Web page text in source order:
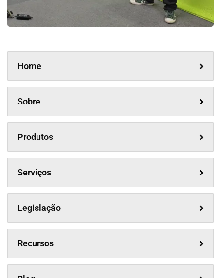
Home
Sobre
Produtos
Serviços
Legislação
Recursos